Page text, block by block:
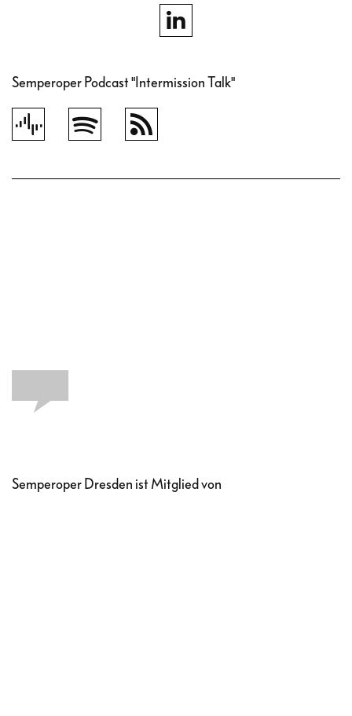
Semperoper Podcast "Intermission Talk"
Semperoper Dresden ist Mitglied von